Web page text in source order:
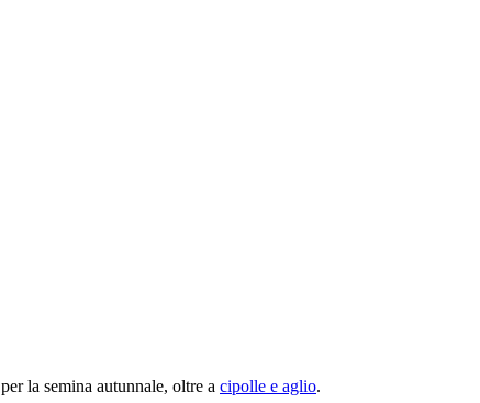
per la semina autunnale, oltre a cipolle e aglio.